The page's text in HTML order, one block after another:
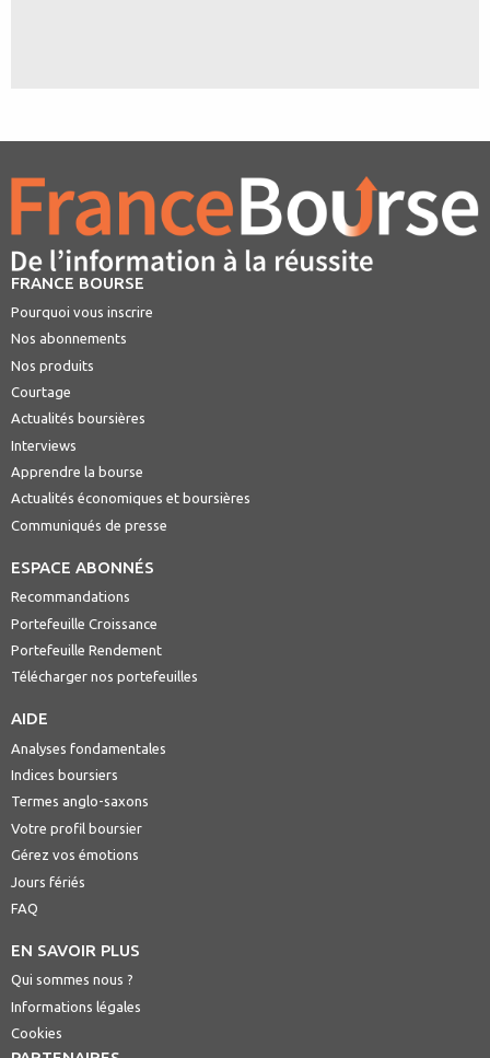
FRANCE BOURSE
Pourquoi vous inscrire
Nos abonnements
Nos produits
Courtage
Actualités boursières
Interviews
Apprendre la bourse
Actualités économiques et boursières
Communiqués de presse
ESPACE ABONNÉS
Recommandations
Portefeuille Croissance
Portefeuille Rendement
Télécharger nos portefeuilles
AIDE
Analyses fondamentales
Indices boursiers
Termes anglo-saxons
Votre profil boursier
Gérez vos émotions
Jours fériés
FAQ
EN SAVOIR PLUS
Qui sommes nous ?
Informations légales
Cookies